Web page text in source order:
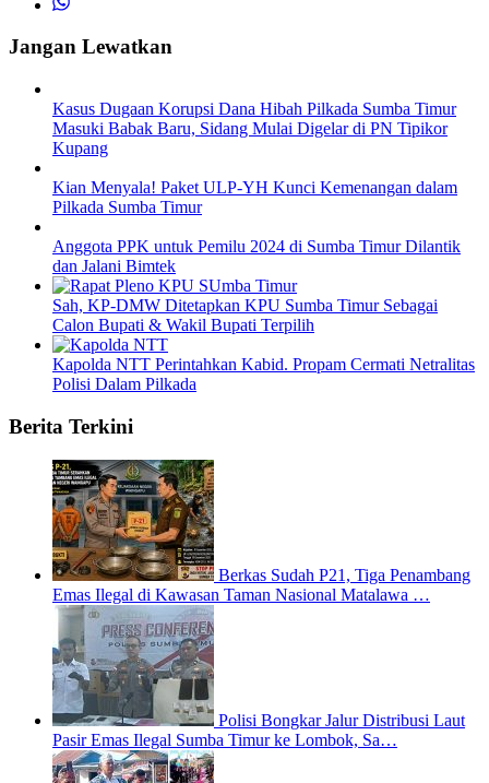
Jangan Lewatkan
Kasus Dugaan Korupsi Dana Hibah Pilkada Sumba Timur
Masuki Babak Baru, Sidang Mulai Digelar di PN Tipikor
Kupang
Kian Menyala! Paket ULP-YH Kunci Kemenangan dalam
Pilkada Sumba Timur
Anggota PPK untuk Pemilu 2024 di Sumba Timur Dilantik
dan Jalani Bimtek
Sah, KP-DMW Ditetapkan KPU Sumba Timur Sebagai
Calon Bupati & Wakil Bupati Terpilih
Kapolda NTT Perintahkan Kabid. Propam Cermati Netralitas
Polisi Dalam Pilkada
Berita Terkini
Berkas Sudah P21, Tiga Penambang
Emas Ilegal di Kawasan Taman Nasional Matalawa …
Polisi Bongkar Jalur Distribusi Laut
Pasir Emas Ilegal Sumba Timur ke Lombok, Sa…